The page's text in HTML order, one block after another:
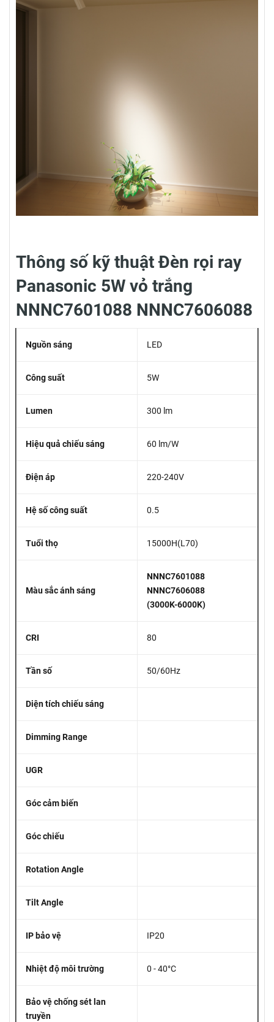
Thông số kỹ thuật Đèn rọi ray
Panasonic 5W vỏ trắng
NNNC7601088 NNNC7606088
Nguồn sáng LED
Công suất 5W
Lumen 300 lm
Hiệu quả chiếu sáng 60 lm/W
Điện áp 220-240V
Hệ số công suất 0.5
Tuổi thọ 15000H(L70)
Màu sắc ánh sáng
NNNC7601088
NNNC7606088
(3000K-6000K)
CRI 80
Tần số 50/60Hz
Diện tích chiếu sáng
Dimming Range
UGR
Góc cảm biến
Góc chiếu
Rotation Angle
Tilt Angle
IP bảo vệ IP20
Nhiệt độ môi trường 0 - 40°C
Bảo vệ chống sét lan
truyền